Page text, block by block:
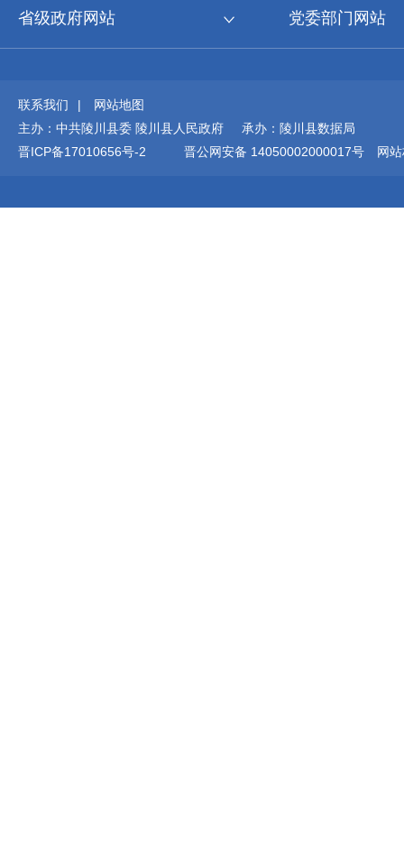
省级政府网站 党委部门网站
联系我们 |
网站地图
主办：中共陵川县委 陵川县人民政府 承办：陵川县数据局
晋ICP备17010656号-2
晋公网安备 14050002000017号 网